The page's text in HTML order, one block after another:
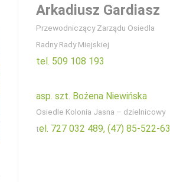
Arkadiusz Gardiasz
Przewodniczący Zarządu Osiedla
Radny Rady Miejskiej
tel. 509 108 193
asp. szt. Bożena Niewińska
Osiedle Kolonia Jasna – dzielnicowy
tel. 727 032 489, (47) 85-522-63